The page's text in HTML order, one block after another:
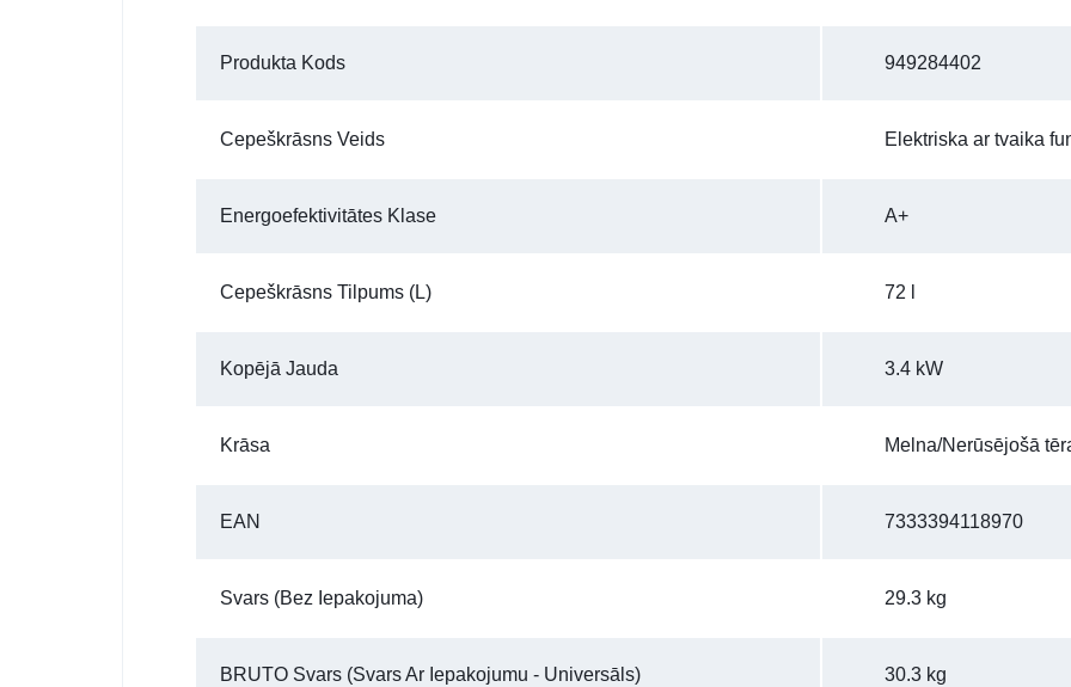
Produkta Kods 949284402
Cepeškrāsns Veids Elektriska ar tvaika
Energoefektivitātes Klase A+
Cepeškrāsns Tilpums (l) 72 l
Kopējā Jauda 3.4 kW
Krāsa Melna/Nerūsējošā
EAN 7333394118970
Svars (bez Iepakojuma) 29.3 kg
BRUTO Svars (Svars Ar Iepakojumu - Universāls) 30.3 kg